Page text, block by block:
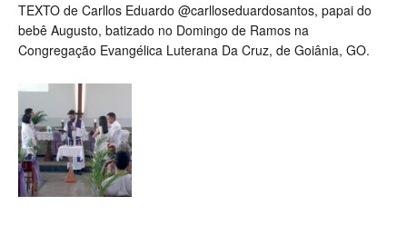
TEXTO de Carllos Eduardo @carlloseduardosantos, papai do
bebê Augusto, batizado no Domingo de Ramos na
Congregação Evangélica Luterana Da Cruz, de Goiânia, GO.